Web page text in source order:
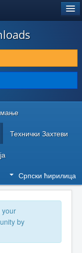
Технички Захтеви
Српски ћирилица
your
by